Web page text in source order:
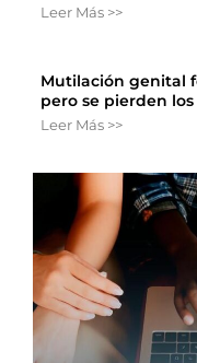
Leer Más >>
Mutilación genital
pero se pierden
Leer Más >>